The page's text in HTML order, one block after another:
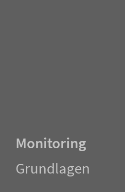
Monitoring
überspringen
Grundlagen